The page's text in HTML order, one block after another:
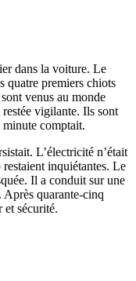
dans la voiture. Le
quatre premiers chiots
venus au monde
vigilante. Ils sont
minute comptait.
L’électricité n’était
inquiétantes. Le
Il a conduit sur une
Après quarante-cinq
et sécurité.